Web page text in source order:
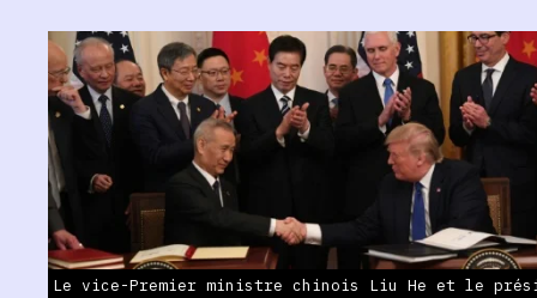
Le vice-Premier ministre chinois Liu He et le